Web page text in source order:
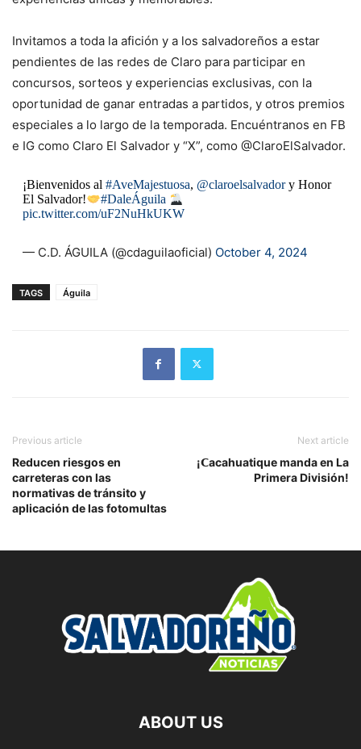
Invitamos a toda la afición y a los salvadoreños a estar
pendientes de las redes de Claro para participar en
concursos, sorteos y experiencias exclusivas, con la
oportunidad de ganar entradas a partidos, y otros premios
especiales a lo largo de la temporada. Encuéntranos en FB
e IG como Claro El Salvador y “X”, como @ClaroElSalvador.
¡Bienvenidos al #AveMajestuosa, @claroelsalvadory Honor
El Salvador!
#DaleÁguila
pic.twitter.com/uF2NuHkUKW
— C.D. ÁGUILA (@cdaguilaoficial) October 4, 2024
TAGS Águila
Previous article
Reducen riesgos en
carreteras con las
normativas de tránsito y
aplicación de las fotomultas
Next article
¡𝗖acahuatique manda en La
Primera División!
ABOUT US